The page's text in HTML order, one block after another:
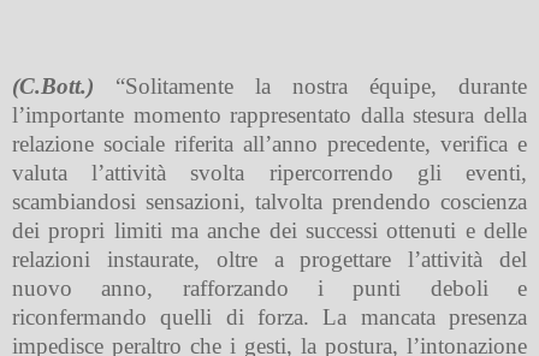
(C.Bott.) “Solitamente la nostra équipe, durante
l’importante momento rappresentato dalla stesura della
relazione sociale riferita all’anno precedente, verifica e
valuta l’attività svolta ripercorrendo gli eventi,
scambiandosi sensazioni, talvolta prendendo coscienza
dei propri limiti ma anche dei successi ottenuti e delle
relazioni instaurate, oltre a progettare l’attività del
nuovo anno, rafforzando i punti deboli e
riconfermando quelli di forza.La mancata presenza
impedisce peraltro che i gesti, la postura, l’intonazione